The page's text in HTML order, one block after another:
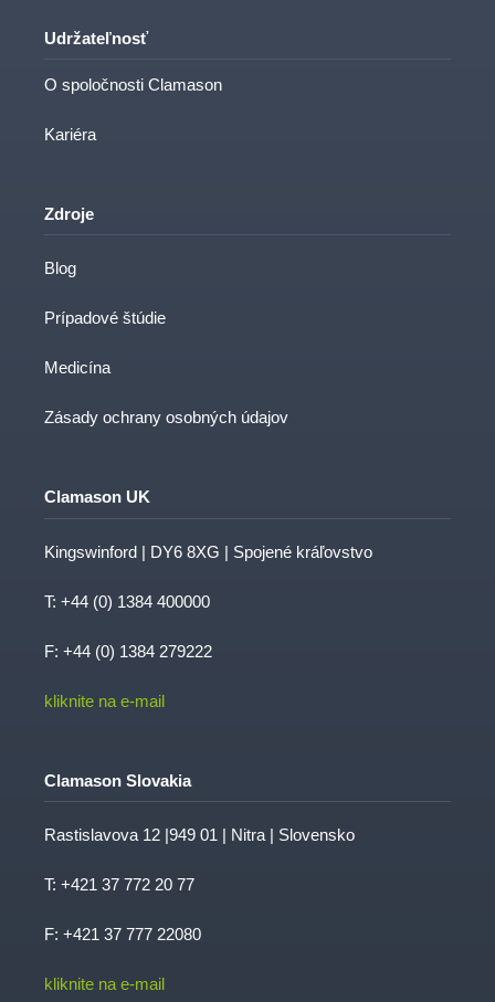
Udržateľnosť
O spoločnosti Clamason
Kariéra
Zdroje
Blog
Prípadové štúdie
Medicína
Zásady ochrany osobných údajov
Clamason UK
Kingswinford | DY6 8XG | Spojené kráľovstvo
T: +44 (0) 1384 400000
F: +44 (0) 1384 279222
kliknite na e-mail
Clamason Slovakia
Rastislavova 12 |949 01 | Nitra | Slovensko
T: +421 37 772 20 77
F: +421 37 777 22080
kliknite na e-mail